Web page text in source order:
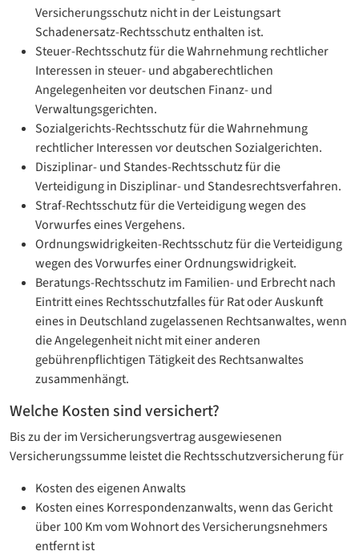
Versicherungsschutz nicht in der Leistungsart
Schadenersatz-Rechtsschutz enthalten ist.
Steuer-Rechtsschutz für die Wahrnehmung rechtlicher
Interessen in steuer- und abgaberechtlichen
Angelegenheiten vor deutschen Finanz- und
Verwaltungsgerichten.
Sozialgerichts-Rechtsschutz für die Wahrnehmung
rechtlicher Interessen vor deutschen Sozialgerichten.
Disziplinar- und Standes-Rechtsschutz für die
Verteidigung in Disziplinar- und Standesrechtsverfahren.
Straf-Rechtsschutz für die Verteidigung wegen des
Vorwurfes eines Vergehens.
Ordnungswidrigkeiten-Rechtsschutz für die Verteidigung
wegen des Vorwurfes einer Ordnungswidrigkeit.
Beratungs-Rechtsschutz im Familien- und Erbrecht nach
Eintritt eines Rechtsschutzfalles für Rat oder Auskunft
eines in Deutschland zugelassenen Rechtsanwaltes, wenn
die Angelegenheit nicht mit einer anderen
gebührenpflichtigen Tätigkeit des Rechtsanwaltes
zusammenhängt.
Welche Kosten sind versichert?
Bis zu der im Versicherungsvertrag ausgewiesenen
Versicherungssumme leistet die Rechtsschutzversicherung für
Kosten des eigenen Anwalts
Kosten eines Korrespondenzanwalts, wenn das Gericht
über 100 Km vom Wohnort des Versicherungsnehmers
entfernt ist